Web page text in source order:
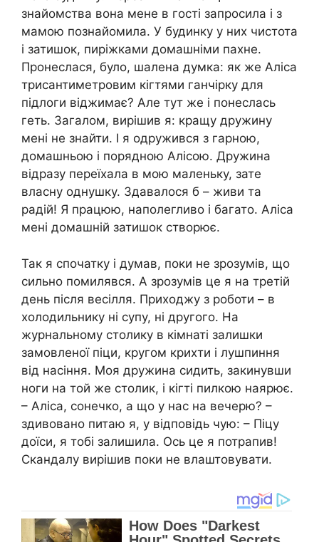
знайомства вона мене в гості запросила і з
мамою познайомила. У будинку у них чистота
і затишок, пиріжками домашніми пахне.
Пронеслася, було, шалена думка: як же Аліса
трисантиметровим кігтями ганчірку для
підлоги віджимає? Але тут же і понеслась
геть. Загалом, вирішив я: кращу дружину
мені не знайти. І я одружився з гарною,
домашньою і порядною Алісою. Дружина
відразу переїхала в мою маленьку, зате
власну однушку. Здавалося б – живи та
радій! Я працюю, наполегливо і багато. Аліса
мені домашній затишок створює.
Так я спочатку і думав, поки не зрозумів, що
сильно помилявся. А зрозумів це я на третій
день після весілля. Приходжу з роботи – в
холодильнику ні супу, ні другого. На
журнальному столику в кімнаті залишки
замовленої піци, кругом крихти і лушпиння
від насіння. Моя дружина сидить, закинувши
ноги на той же столик, і кігті пилкою наярює.
– Аліса, сонечко, а що у нас на вечерю? –
здивовано питаю я, у відповідь чую: – Піцу
доїси, я тобі залишила. Ось це я потрапив!
Скандалу вирішив поки не влаштовувати.